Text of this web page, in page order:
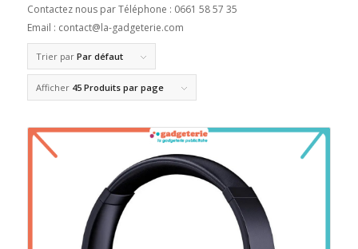
Contactez nous par Téléphone : 0661 58 57 35
Email : contact@la-gadgeterie.com
Trier par Par défaut
Afficher 45 Produits par page